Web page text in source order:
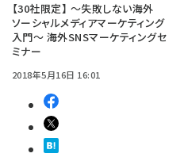
【30社限定】 ～失敗しない海外
ソーシャルメディアマーケティング
入門～ 海外SNSマーケティングセ
ミナー
2018年5月16日 16:01